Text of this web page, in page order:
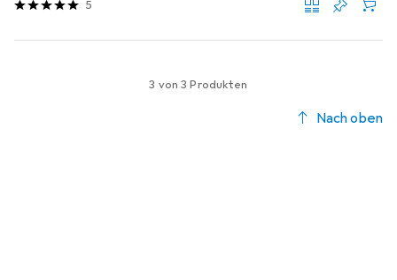
5
3 von 3 Produkten
Nach oben